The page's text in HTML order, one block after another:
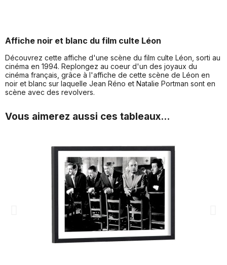
Affiche noir et blanc du film culte Léon
Découvrez cette affiche d'une scène du film culte Léon, sorti au
cinéma en 1994. Replongez au coeur d'un des joyaux du
cinéma français, grâce à l'affiche de cette scène de Léon en
noir et blanc sur laquelle Jean Réno et Natalie Portman sont en
scène avec des revolvers.
Vous aimerez aussi ces tableaux...